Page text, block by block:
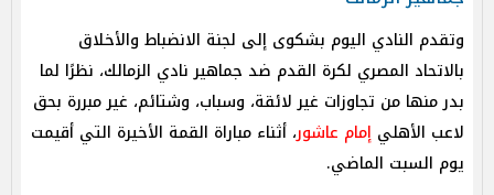
وتقدم النادي اليوم بشكوى إلى لجنة الانضباط والأخلاق
بالاتحاد المصري لكرة القدم ضد جماهير نادي الزمالك، نظرًا لما
بدر منها من تجاوزات غير لائقة، وسباب، وشتائم، غير مبررة بحق
لاعب الأهلي إمام عاشور، أثناء مباراة القمة الأخيرة التي أقيمت
يوم السبت الماضي.